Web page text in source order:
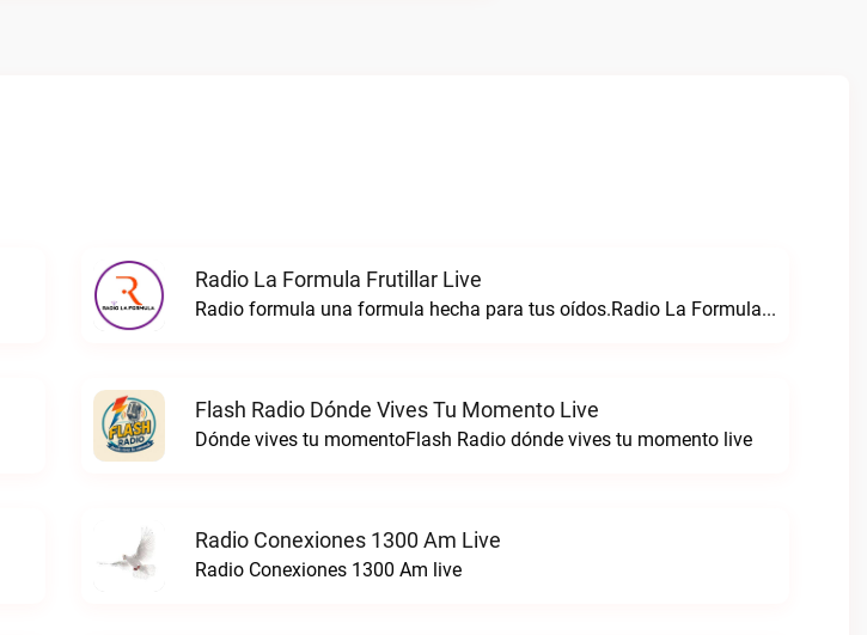
Radio La Formula Frutillar Live
Radio formula una formula hecha para tus oídos.Radio La Formula Frutillar live
Flash Radio Dónde Vives Tu Momento Live
Dónde vives tu momentoFlash Radio dónde vives tu momento live
Radio Conexiones 1300 Am Live
Radio Conexiones 1300 Am live